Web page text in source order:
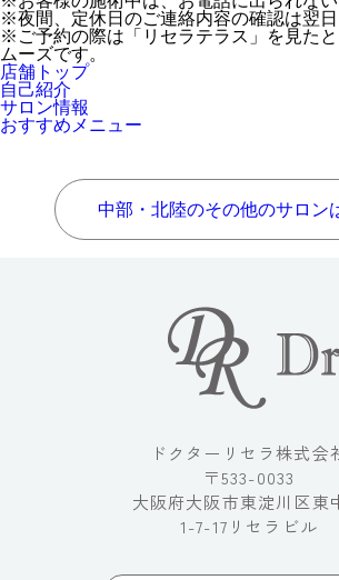
※夜間、定休日のご連絡内容の確認は翌日
※ご予約の際は「リセラテラス」を見た
ムーズです。
店舗トップ
自己紹介
サロン情報
おすすめメニュー
中部・北陸のその他のサロン
ドクターリセラ株式会
〒533-0033
大阪府大阪市東淀川区東
1-7-17リセラビル